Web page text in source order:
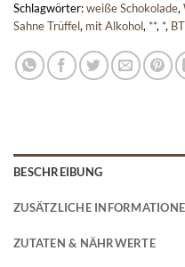
Schlagwörter:weiße Schokolade,
Sahne Trüffel, mit Alkohol, **, *,
BESCHREIBUNG
ZUSÄTZLICHE
ZUTATEN & NÄHRWERTE